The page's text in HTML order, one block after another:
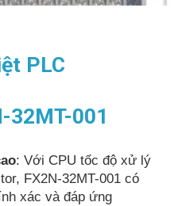
PLC
32MT-001
: Với CPU tốc độ xử lý
FX2N-32MT-001 có
xác và đáp ứng